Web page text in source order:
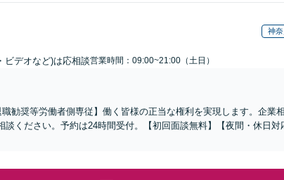
神
ビデオなど)は応相談営業時間：09:00~21:00（土日）
勧奨等労働者側専従】働く皆様の正当な権利を実現します。企業
ください。予約は24時間受付。【初回面談無料】【夜間・休日対